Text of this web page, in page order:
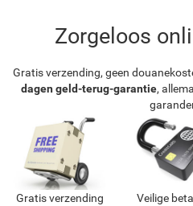
Zorgeloos
Gratis verzending, geen
dagen geld-terug-garantie,
Gratis verzending
Veilige